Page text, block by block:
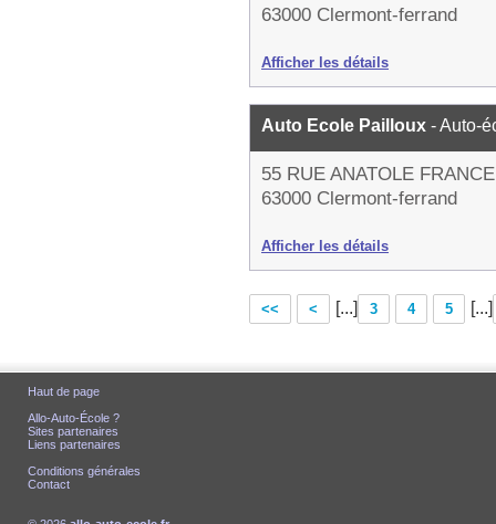
63000 Clermont-ferrand
Afficher les détails
Auto Ecole Pailloux - Auto-
55 RUE ANATOLE FRANCE
63000 Clermont-ferrand
Afficher les détails
<< < [...] 3 4 5 [...]
Haut de page
Allo-Auto-École ?
Sites partenaires
Liens partenaires
Conditions générales
Contact